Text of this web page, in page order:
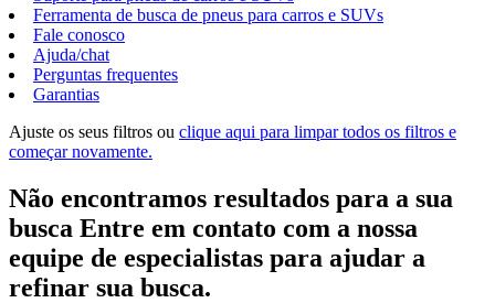
Ferramenta de busca de pneus para carros e SUVs
Fale conosco
Ajuda/chat
Perguntas frequentes
Garantias
Ajuste os seus filtros ou clique aqui para limpar todos os filtros e
começar novamente.
Não encontramos resultados para a sua
busca Entre em contato com a nossa
equipe de especialistas para ajudar a
refinar sua busca.